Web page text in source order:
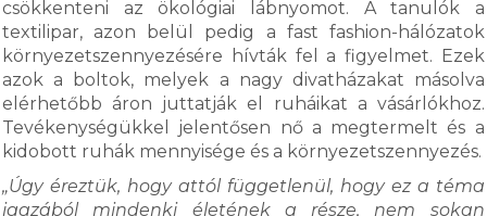
csökkenteni az ökológiai lábnyomot. A tanulók a
textilipar, azon belül pedig a fast fashion-hálózatok
környezetszennyezésére hívták fel a figyelmet. Ezek
azok a boltok, melyek a nagy divatházakat másolva
elérhetőbb áron juttatják el ruháikat a vásárlókhoz.
Tevékenységükkel jelentősen nő a megtermelt és a
kidobott ruhák mennyisége és a környezetszennyezés.
„Úgy éreztük, hogy attól függetlenül, hogy ez a téma
igazából mindenki életének a része, nem sokan